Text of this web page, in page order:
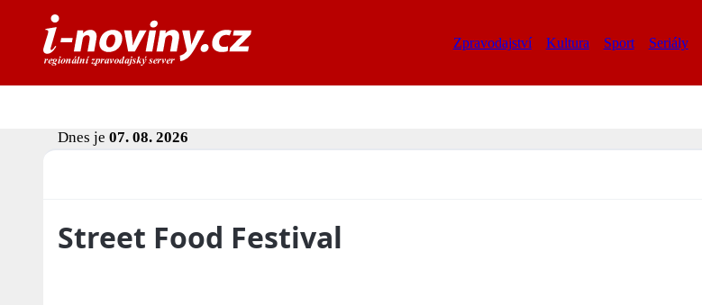
Zpravodajství Kultura Sport Seriály
Dnes je 07. 08. 2026
Street Food Festival